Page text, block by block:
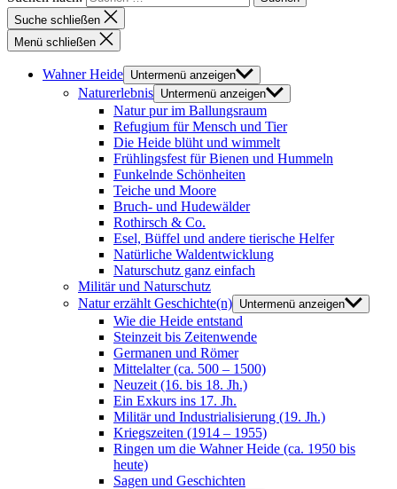
Suche schließen
Menü schließen
Wahner Heide Untermenü anzeigen
Naturerlebnis Untermenü anzeigen
Natur pur im Ballungsraum
Refugium für Mensch und Tier
Die Heide blüht und wimmelt
Frühlingsfest für Bienen und Hummeln
Funkelnde Schönheiten
Teiche und Moore
Bruch- und Hudewälder
Rothirsch & Co.
Esel, Büffel und andere tierische Helfer
Natürliche Waldentwicklung
Naturschutz ganz einfach
Militär und Naturschutz
Natur erzählt Geschichte(n) Untermenü anzeigen
Wie die Heide entstand
Steinzeit bis Zeitenwende
Germanen und Römer
Mittelalter (ca. 500 – 1500)
Neuzeit (16. bis 18. Jh.)
Ein Exkurs ins 17. Jh.
Militär und Industrialisierung (19. Jh.)
Kriegszeiten (1914 – 1955)
Ringen um die Wahner Heide (ca. 1950 bis
heute)
Sagen und Geschichten